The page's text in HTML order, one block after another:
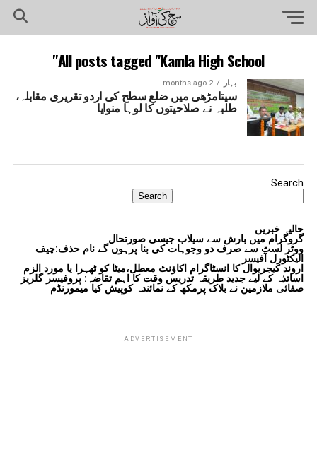
All posts tagged "Kamla High School"
بہار 2 months ago
سیتامڑھی میں ضلع سطح کی اردو تقریری مقابلہ،
طلبہ نے صلاحیتوں کا لوہا منوایا
Search
Search
حالیہ خبریں
گروگرام میں بارش سے سیلاب جیسی صورتحال
ووٹر لسٹ سے صرف دو وجوہات کی بنا پرہوں گے نام حذف:چیف
الیکٹورل آفیسر
اروند کیجریوال کا انسٹاگرام اکاؤنٹ معطل،میٹا کو ٹھہرا یا مورد الزم
اساتذہ کے لیے جدید طریقہ تدریس وقت کا اہم تقاضہ: پروفیسر گلریز
صفائی ملازمین نے بلاک پرمکھ کے نمائندہ کوپیش کیا میمورنڈم
ADVERTISEMENT